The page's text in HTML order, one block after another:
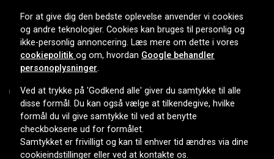
LEVERINGSMULIGHEDER
Copyright © 2026, Spares Nordic AB
For at give dig den bedste oplevelse anvender vi cookies
og andre teknologier. Cookies kan bruges til personlig og
ikke-personlig annoncering. Læs mere om dette i vores
cookiepolitik og om, hvordan Google behandler
personoplysninger.
Ved at trykke på 'Godkend alle' giver du samtykke til alle
disse formål. Du kan også vælge at tilkendegive, hvilke
formål du vil give samtykke til ved at benytte
checkboksene ud for formålet.
Samtykket er frivilligt og kan til enhver tid ændres via dine
cookieindstillinger eller ved at kontakte os.